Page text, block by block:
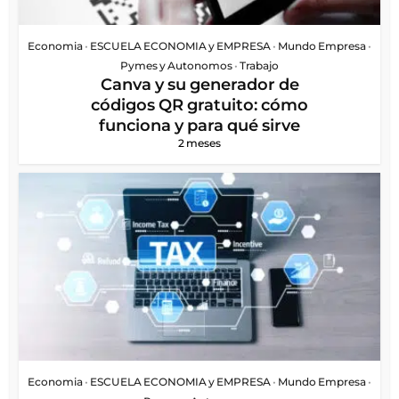
Economia • ESCUELA ECONOMIA y EMPRESA • Mundo Empresa •
Pymes y Autonomos • Trabajo
Canva y su generador de
códigos QR gratuito: cómo
funciona y para qué sirve
2 meses
Economia • ESCUELA ECONOMIA y EMPRESA • Mundo Empresa •